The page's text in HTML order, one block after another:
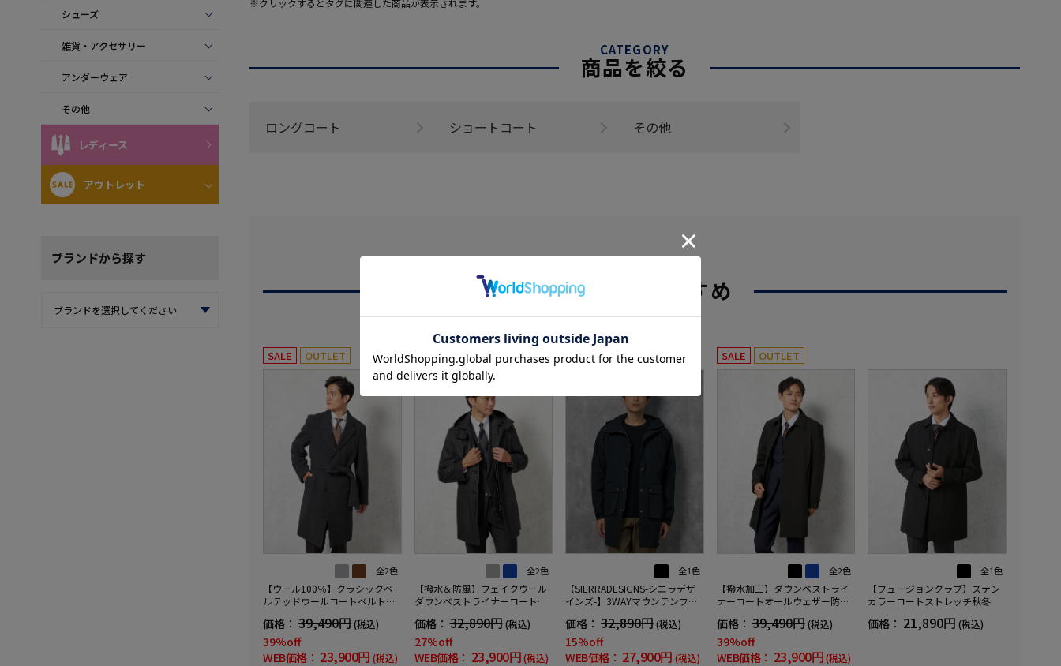
シューズ
雑貨・アクセサリー
アンダーウェア
その他
レディース
アウトレット
ブランドから探す
※クリックするとタグに関連した商品が表示されます。
CATEGORY
商品を絞る
ロングコート ショートコート その他
あなたへのおすすめ
RECOMMEND ITEM
SALE OUTLET
全2色
【ウール100％】クラシックベ
ルテッドウールコートベルト付
デザイン】
価格： 39,490円(税込)
39%off
WEB価格： 23,900円 (税込)
SALE OUTLET
全2色
【撥水＆防風】フェイクウール
ダウンベストライナーコート無
ェイス秋冬
価格： 32,890円 (税込)
27%off
WEB価格： 23,900円(税込)
SALE
全1色
【SIERRADESIGNS-シエラデザ
インズ-】3WAYマウンテンフー
価格： 32,890円(税込)
15%off
WEB価格： 27,900円 (税込)
SALE OUTLET
全2色
【撥水加工】ダウンベストライ
ナーコートオールウェザー防風
ザイン】
価格： 39,490円(税込)
39%off
WEB価格： 23,900円(税込)
全1色
【フュージョンクラブ】ステン
カラーコートストレッチ秋冬
価格： 21,890円 (税込)